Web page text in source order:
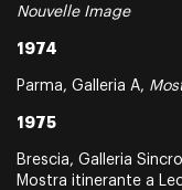
Nouvelle Image
1974
Parma, Galleria A,
1975
Brescia, Galleria
Mostra itinerante a